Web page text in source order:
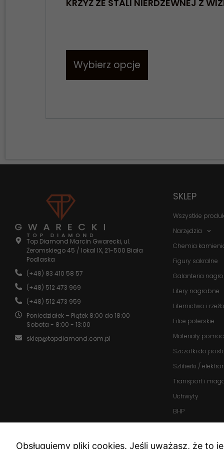
KRZYŻ ZE STALI NIERDZEWNEJ Z
Wybierz opcje
Top Diamond Marcin Gwarecki, ul.
Żeromskiego 45 / lokal IX, 21-500 Biała
Podlaska
(+48) 83 410 58 57
(+48) 512 473 969
(+48) 512 473 959
Poniedziałek – Piątek 8:00 do 18:00
Sobota - 8:00 - 13:00
sklep@topdiamond.com.pl
SKLEP
Wszystkie
Narzędzia
Chemia
Figury sakralne
Galanteria
Litery nagrobne
Liternictwo i
Filce polerskie
Materiały
Szczotki do
Szlifierki /
Transport i
Uchwyty
BHP
Nowości
Obsługujemy pliki cookies. Jeśli uważasz, że